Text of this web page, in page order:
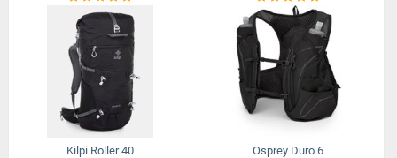
Kilpi Roller 40 Osprey Duro 6